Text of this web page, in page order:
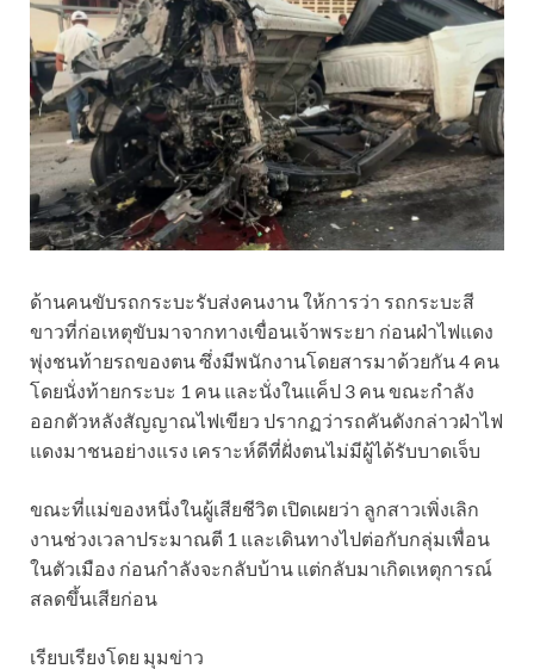
ด้านคนขับรถกระบะรับส่งคนงาน ให้การว่า รถกระบะสี
ขาวที่ก่อเหตุขับมาจากทางเขื่อนเจ้าพระยา ก่อนฝ่าไฟแดง
พุ่งชนท้ายรถของตน ซึ่งมีพนักงานโดยสารมาด้วยกัน 4 คน
โดยนั่งท้ายกระบะ 1 คน และนั่งในแค็ป 3 คน ขณะกำลัง
ออกตัวหลังสัญญาณไฟเขียว ปรากฏว่ารถคันดังกล่าวฝ่าไฟ
แดงมาชนอย่างแรง เคราะห์ดีที่ฝั่งตนไม่มีผู้ได้รับบาดเจ็บ
ขณะที่แม่ของหนึ่งในผู้เสียชีวิต เปิดเผยว่า ลูกสาวเพิ่งเลิก
งานช่วงเวลาประมาณตี 1 และเดินทางไปต่อกับกลุ่มเพื่อน
ในตัวเมือง ก่อนกำลังจะกลับบ้าน แต่กลับมาเกิดเหตุการณ์
สลดขึ้นเสียก่อน
เรียบเรียงโดย มุมข่าว